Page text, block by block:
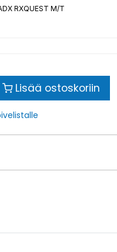
RXQUEST M/T
Lisää ostoskoriin